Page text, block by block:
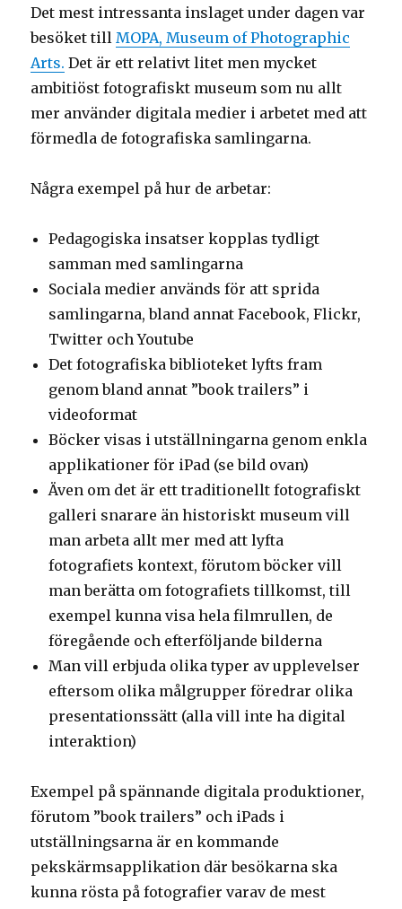
Det mest intressanta inslaget under dagen var
besöket till MOPA, Museum of Photographic
Arts. Det är ett relativt litet men mycket
ambitiöst fotografiskt museum som nu allt
mer använder digitala medier i arbetet med att
förmedla de fotografiska samlingarna.
Några exempel på hur de arbetar:
Pedagogiska insatser kopplas tydligt
samman med samlingarna
Sociala medier används för att sprida
samlingarna, bland annat Facebook, Flickr,
Twitter och Youtube
Det fotografiska biblioteket lyfts fram
genom bland annat ”book trailers” i
videoformat
Böcker visas i utställningarna genom enkla
applikationer för iPad (se bild ovan)
Även om det är ett traditionellt fotografiskt
galleri snarare än historiskt museum vill
man arbeta allt mer med att lyfta
fotografiets kontext, förutom böcker vill
man berätta om fotografiets tillkomst, till
exempel kunna visa hela filmrullen, de
föregående och efterföljande bilderna
Man vill erbjuda olika typer av upplevelser
eftersom olika målgrupper föredrar olika
presentationssätt (alla vill inte ha digital
interaktion)
Exempel på spännande digitala produktioner,
förutom ”book trailers” och iPads i
utställningsarna är en kommande
pekskärmsapplikation där besökarna ska
kunna rösta på fotografier varav de mest